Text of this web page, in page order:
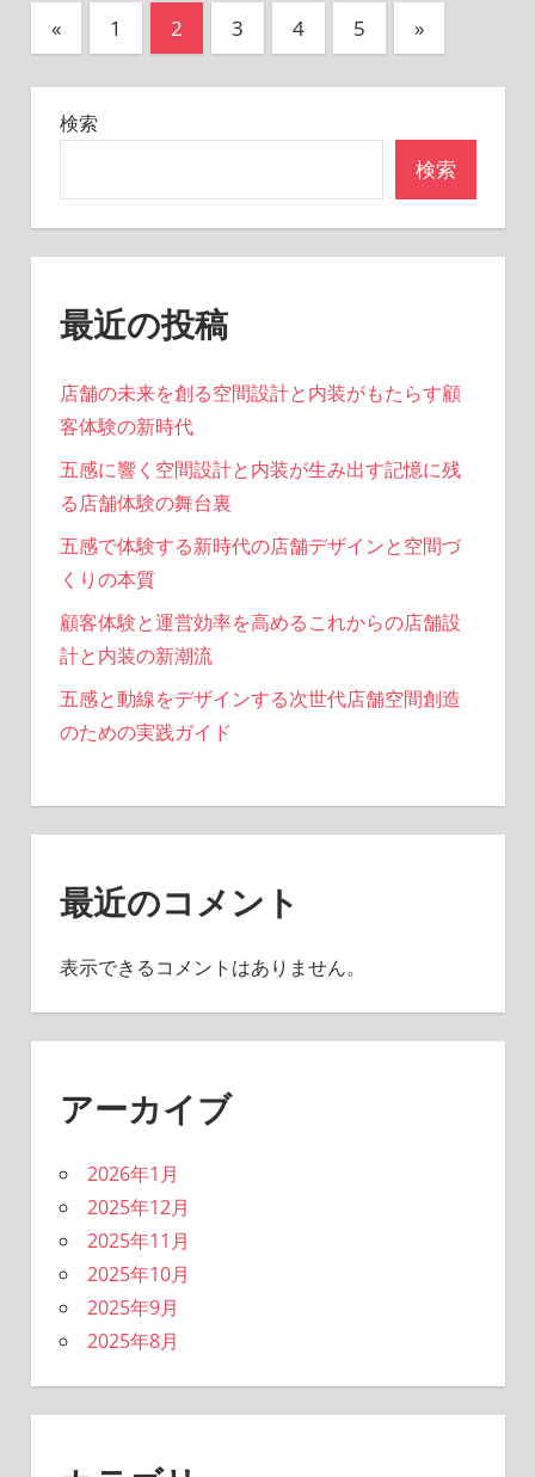
投
稿
の
ー
ジ
り
«前
の
記
事
1 2 3 4 5
次
の
記
»
検索
検索
最近の投稿
店舗の未来を創る空間設計と内装がもたらす顧
客体験の新時代
五感に響く空間設計と内装が生み出す記憶に残
る店舗体験の舞台裏
五感で体験する新時代の店舗デザインと空間づ
くりの本質
顧客体験と運営効率を高めるこれからの店舗設
計と内装の新潮流
五感と動線をデザインする次世代店舗空間創造
のための実践ガイド
最近のコメント
表示できるコメントはありません。
アーカイブ
2026年1月
2025年12月
2025年11月
2025年10月
2025年9月
2025年8月